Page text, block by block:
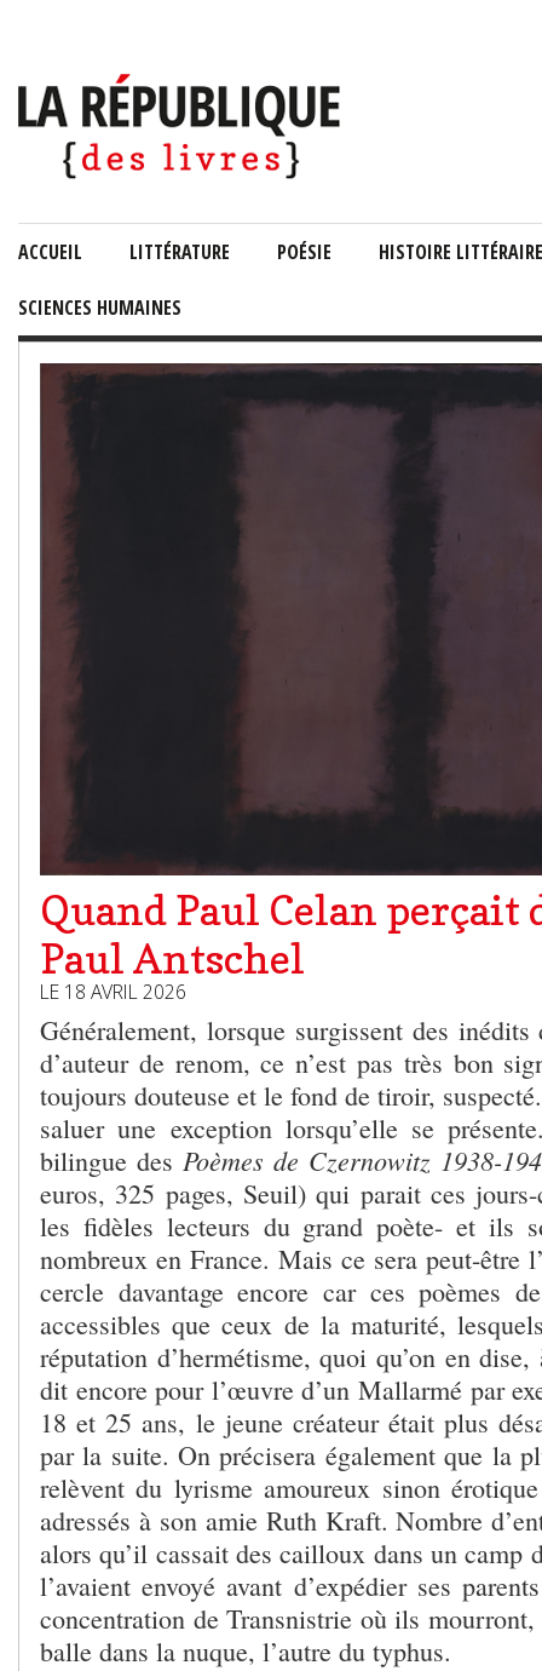
ACCUEIL LITTÉRATURE POÉSIE HISTOIRE LITTÉRAIRE
SCIENCES HUMAINES
Quand Paul Celan perçait
Paul Antschel
LE 18 AVRIL 2026
Généralement, lorsque surgissent des inédits
d’auteur de renom, ce n’est pas très bon
toujours douteuse et le fond de tiroir,
saluer une exception lorsqu’elle se
bilingue des Poèmes de Czernowitz 1938-
euros, 325 pages, Seuil) qui parait ces
les fidèles lecteurs du grand poète- et ils
nombreux en France. Mais ce sera peut-être
cercle davantage encore car ces poèmes
accessibles que ceux de la maturité,
réputation d’hermétisme, quoi qu’on en
dit encore pour l’œuvre d’un Mallarmé par
18 et 25 ans, le jeune créateur était plus
par la suite. On précisera également que la
relèvent du lyrisme amoureux sinon
adressés à son amie Ruth Kraft. Nombre
alors qu’il cassait des cailloux dans un camp
l’avaient envoyé avant d’expédier ses
concentration de Transnistrie où ils mourront,
balle dans la nuque, l’autre du typhus.